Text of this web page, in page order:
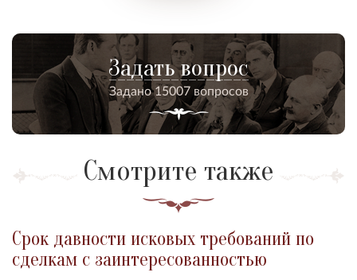
Задать вопрос
Задано 15007 вопросов
Смотрите также
Срок давности исковых требований по
сделкам с заинтересованностью